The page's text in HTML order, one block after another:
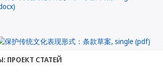
ПРОЕКТ СТАТЕЙ